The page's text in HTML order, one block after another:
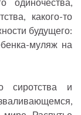
какого-то
будущего:
муляж на
сиротства и